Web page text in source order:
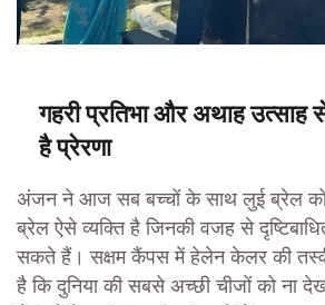
गहरी प्रतिभा और अथाह उत्साह
है प्रेरणा
अंजन ने आज सब बच्चों के साथ लुई ब्रेल को
ब्रेल ऐसे व्यक्ति है जिनकी वजह से
सकते हैं। सक्षम कैंपस में हेलेन केलर की
है कि दुनिया की सबसे अच्छी चीजों को